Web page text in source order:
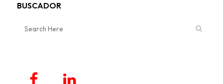
BUSCADOR